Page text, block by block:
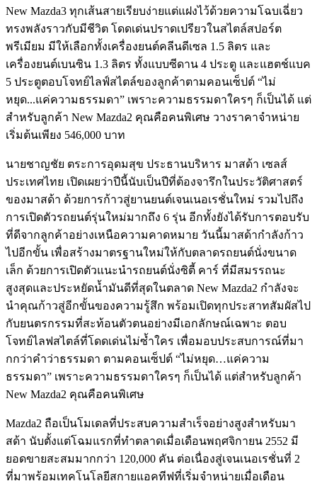
New Mazda3 ทุกเส้นสายเรียบง่ายแต่แฝงไว้ด้วยความโฉบเฉี่ยว
ทรงพลังราวกับมีชีวิต โดดเด่นปราดเปรียวในสไตล์สปอร์ต
พรีเมียม มีให้เลือกทั้งเครื่องยนต์คลีนดีเซล 1.5 ลิตร และ
เครื่องยนต์เบนซิน 1.3 ลิตร ทั้งแบบซีดาน 4 ประตู และแฮตช์แบค
5 ประตูตอบโจทย์ไลฟ์สไตล์ของลูกค้าตามคอนเซ็ปต์ “ไม่
หยุด...แค่ความธรรมดา” เพราะความธรรมดาใครๆ ก็เป็นได้ แต่
สำหรับลูกค้า New Mazda2 คุณคือคนพิเศษ วางราคาจำหน่าย
เริ่มต้นเพียง 546,000 บาท
นายชาญชัย ตระการอุดมสุข ประธานบริหาร มาสด้า เซลส์
ประเทศไทย เปิดเผยว่าปีนี้นับเป็นปีที่ต้องจารึกในประวัติศาสตร์
ของมาสด้า ด้วยการก้าวสู่ยานยนต์เจนเนอเรชั่นใหม่ รวมไปถึง
การเปิดตัวรถยนต์รุ่นใหม่มากถึง 6 รุ่น อีกทั้งยังได้รับการตอบรับ
ที่ดีจากลูกค้าอย่างเหนือความคาดหมาย วันนี้มาสด้ากำลังก้าว
ไปอีกขั้น เพื่อสร้างมาตรฐานใหม่ให้กับตลาดรถยนต์นั่งขนาด
เล็ก ด้วยการเปิดตัวแนะนำรถยนต์นั่งซิตี้ คาร์ ที่มีสมรรถนะ
สูงสุดและประหยัดน้ำมันดีที่สุดในตลาด New Mazda2 กำลังจะ
นำคุณก้าวสู่อีกขั้นของความรู้สึก พร้อมเปิดทุกประสาทสัมผัสไป
กับยนตรกรรมที่สะท้อนตัวตนอย่างมีเอกลักษณ์เฉพาะ ตอบ
โจทย์ไลฟสไตล์ที่โดดเด่นไม่ซ้ำใคร เพื่อมอบประสบการณ์ที่มา
กกว่าคำว่าธรรมดา ตามคอนเซ็ปต์ “ไม่หยุด…แค่ความ
ธรรมดา” เพราะความธรรมดาใครๆ ก็เป็นได้ แต่สำหรับลูกค้า
New Mazda2 คุณคือคนพิเศษ
Mazda2 ถือเป็นโมเดลที่ประสบความสำเร็จอย่างสูงสำหรับมา
สด้า นับตั้งแต่โฉมแรกที่ทำตลาดเมื่อเดือนพฤศจิกายน 2552 มี
ยอดขายสะสมมากกว่า 120,000 คัน ต่อเนื่องสู่เจนเนอเรชั่นที่ 2
ที่มาพร้อมเทคโนโลยีสกายแอคทีฟที่เริ่มจำหน่ายเมื่อเดือน